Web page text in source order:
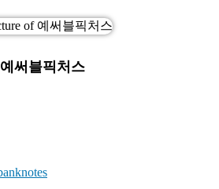
예써블픽처스